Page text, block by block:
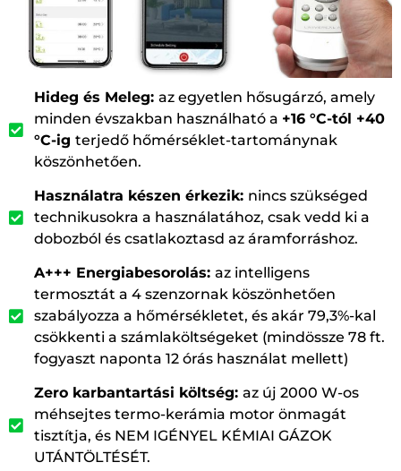
Hideg és Meleg: az egyetlen hősugárzó, amely
minden évszakban használható a +16 °C-tól +40
°C-ig terjedő hőmérséklet-tartománynak
köszönhetően.
Használatra készen érkezik: nincs szükséged
technikusokra a használatához, csak vedd ki a
dobozból és csatlakoztasd az áramforráshoz.
A+++ Energiabesorolás: az intelligens
termosztát a 4 szenzornak köszönhetően
szabályozza a hőmérsékletet, és akár 79,3%-kal
csökkenti a számlaköltségeket (mindössze 78 ft.
fogyaszt naponta 12 órás használat mellett)
Zero karbantartási költség: az új 2000 W-os
méhsejtes termo-kerámia motor önmagát
tisztítja, és NEM IGÉNYEL KÉMIAI GÁZOK
UTÁNTÖLTÉSÉT.